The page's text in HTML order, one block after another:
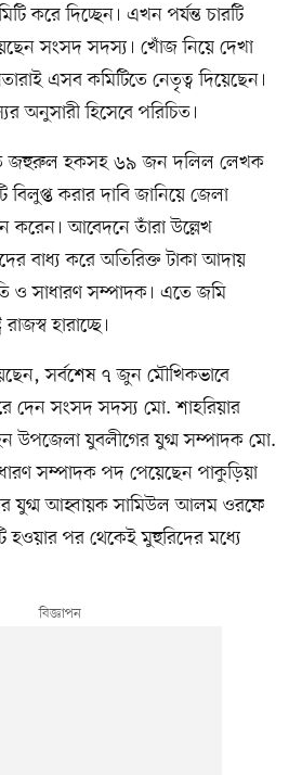
করে দিচ্ছেন। এখন পর্যন্ত চারটি
সংসদ সদস্য। খোঁজ নিয়ে দেখা
এসব কমিটিতে নেতৃত্ব দিয়েছেন।
অনুসারী হিসেবে পরিচিত।
জহুরুল হকসহ ৬৯ জন দলিল লেখক
বিলুপ্ত করার দাবি জানিয়ে জেলা
করেন। আবেদনে তাঁরা উল্লেখ
বাধ্য করে অতিরিক্ত টাকা আদায়
ও সাধারণ সম্পাদক। এতে জমি
রাজস্ব হারাচ্ছে।
সর্বশেষ ৭ জুন মৌখিকভাবে
দেন সংসদ সদস্য মো. শাহরিয়ার
উপজেলা যুবলীগের যুগ্ম সম্পাদক মো.
সম্পাদক পদ পেয়েছেন পাকুড়িয়া
যুগ্ম আহ্বায়ক সামিউল আলম ওরফে
পর থেকেই মুহুরিদের মধ্যে